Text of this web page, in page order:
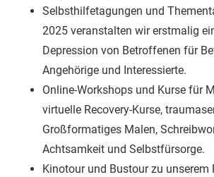
Selbsthilfetagungen und
2025 veranstalten wir erstmalig
Depression von Betroffenen für
Angehörige und Interessierte.
Online-Workshops und Kurse für
virtuelle Recovery-Kurse,
Großformatiges Malen,
Achtsamkeit und Selbstfürsorge.
Kinotour und Bustour zu unserem